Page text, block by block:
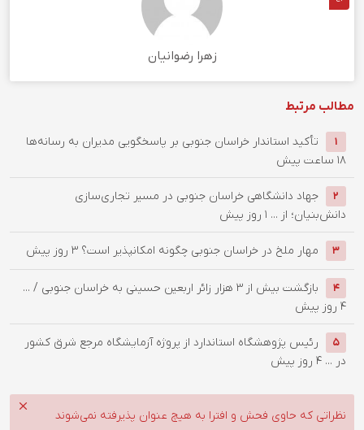
زهرا رضوانیان
مطالب مرتبط
1
تأکید استاندار خراسان جنوبی بر پاسخگویی مدیران به رسانه‌ها
18 ساعت پیش
2
جهاد دانشگاهی خراسان جنوبی در مسیر تجاری‌سازی
دانش‌بنیان؛ از ... 1 روز پیش
3 ‌مهار ملخ در خراسان جنوبی چگونه امکانپذیر است؟ 3 روز پیش
4
بازگشت بیش از ۳ هزار زائر اربعین حسینی به خراسان جنوبی / ...
4 روز پیش
5
رئیس پژوهشگاه استاندارد از پروژه آزمایشگاه مرجع شرق کشور
در ... 4 روز پیش
نظراتی که حاوی فحش و افترا به هیچ عنوان پذیرفته نمی‌شوند